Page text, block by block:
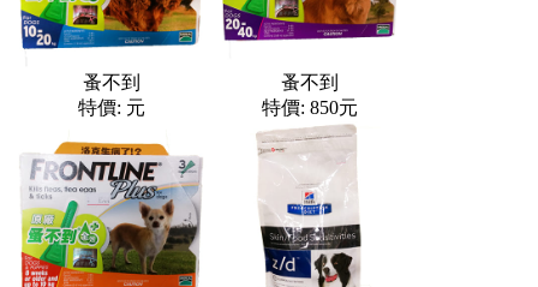
蚤不到
特價: 元
蚤不到
特價: 850元